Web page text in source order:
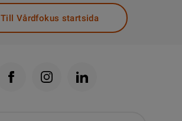
Till Vårdfokus startsida